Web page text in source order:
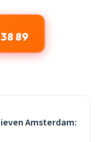
89
Amsterdam: